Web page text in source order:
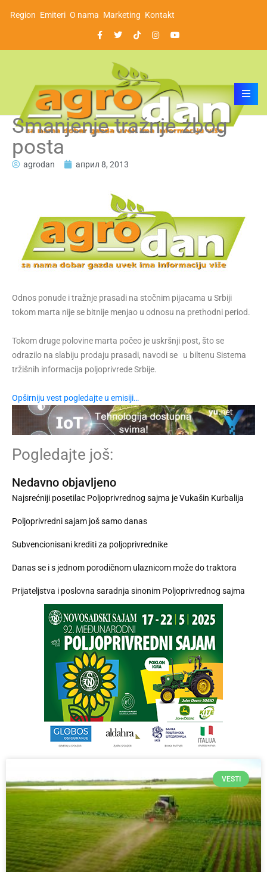
Region Emiteri O nama Marketing Kontakt
Smanjenje tražnje zbog
posta
agrodan април 8, 2013
Odnos ponude i tražnje prasadi na stočnim pijacama u Srbiji
tokom marta nije se bitnije menjao u odnosu na prethodni period.
Tokom druge polovine marta počeo je uskršnji post, što se
odrazilo na slabiju prodaju prasadi, navodi se u biltenu Sistema
tržišnih informacija poljoprivrede Srbije.
Opširniju vest pogledajte u emisiji…
Pogledajte još:
Nedavno objavljeno
Najsrećniji posetilac Poljoprivrednog sajma je Vukašin Kurbalija
Poljoprivredni sajam još samo danas
Subvencionisani krediti za poljoprivrednike
Danas se i s jednom porodičnom ulaznicom može do traktora
Prijateljstva i poslovna saradnja sinonim Poljoprivrednog sajma
VESTI